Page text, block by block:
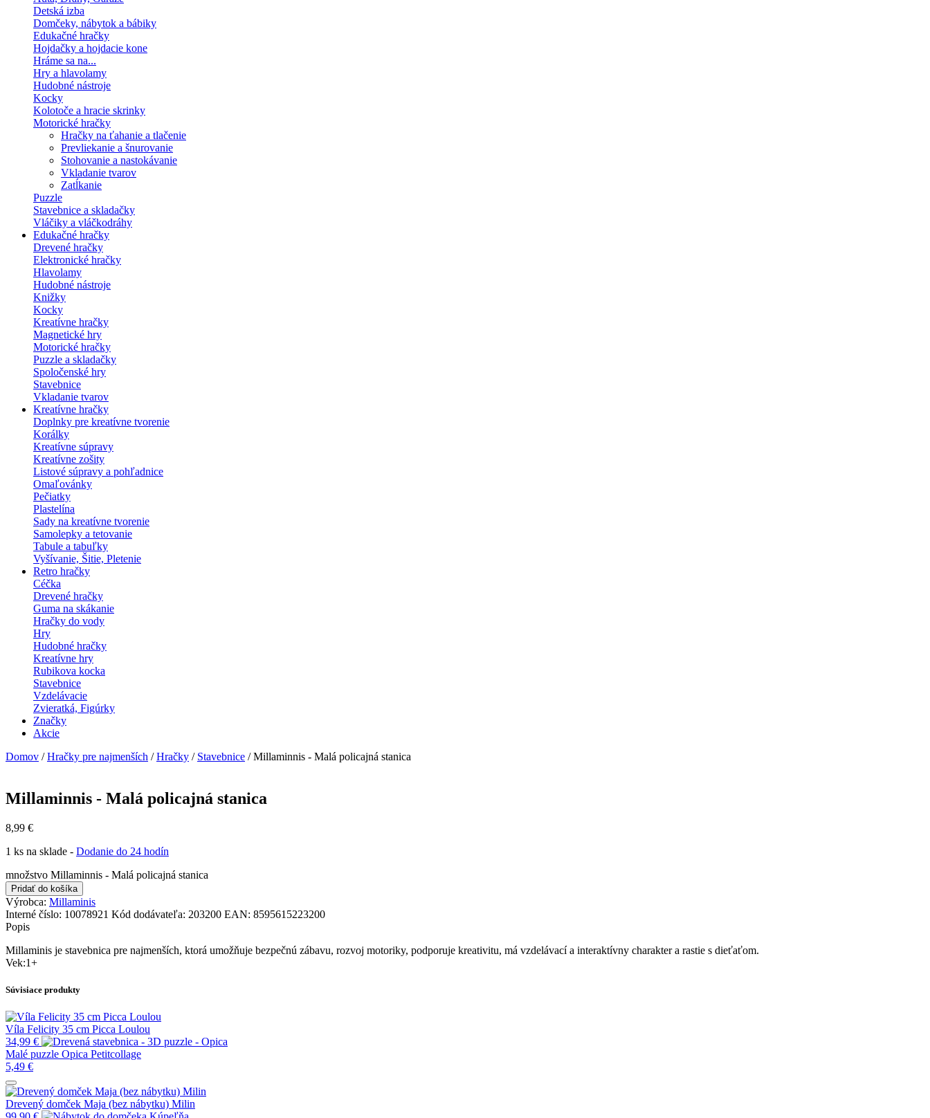
Detská izba
Domčeky, nábytok a bábiky
Edukačné hračky
Hojdačky a hojdacie kone
Hráme sa na...
Hry a hlavolamy
Hudobné nástroje
Kocky
Kolotoče a hracie skrinky
Motorické hračky
Hračky na ťahanie a tlačenie
Prevliekanie a šnurovanie
Stohovanie a nastokávanie
Vkladanie tvarov
Zatĺkanie
Puzzle
Stavebnice a skladačky
Vláčiky a vláčkodráhy
Edukačné hračky
Drevené hračky
Elektronické hračky
Hlavolamy
Hudobné nástroje
Knižky
Kocky
Kreatívne hračky
Magnetické hry
Motorické hračky
Puzzle a skladačky
Spoločenské hry
Stavebnice
Vkladanie tvarov
Kreatívne hračky
Doplnky pre kreatívne tvorenie
Korálky
Kreatívne súpravy
Kreatívne zošity
Listové súpravy a pohľadnice
Omaľovánky
Pečiatky
Plastelína
Sady na kreatívne tvorenie
Samolepky a tetovanie
Tabule a tabuľky
Vyšívanie, Šitie, Pletenie
Retro hračky
Céčka
Drevené hračky
Guma na skákanie
Hračky do vody
Hry
Hudobné hračky
Kreatívne hry
Rubikova kocka
Stavebnice
Vzdelávacie
Zvieratká, Figúrky
Značky
Akcie
Domov /Hračky pre najmenších /Hračky / Stavebnice / Millaminnis - Malá policajná stanica
Millaminnis - Malá policajná stanica
8,99 €
1 ks na sklade - Dodanie do 24 hodín
množstvo Millaminnis - Malá policajná stanica
Pridať do košíka
Výrobca: Millaminis
Interné číslo: 10078921 Kód dodávateľa: 203200 EAN: 8595615223200
Popis
Millaminis je stavebnica pre najmenších, ktorá umožňuje bezpečnú zábavu, rozvoj motoriky, podporuje kreativitu, má vzdelávací a interaktívny charakter a rastie s dieťaťom.
Vek:1+
Súvisiace produkty
Víla Felicity 35 cm Picca Loulou
34,99 €
Malé puzzle Opica Petitcollage
5,49 €
Drevený domček Maja (bez nábytku) Milin